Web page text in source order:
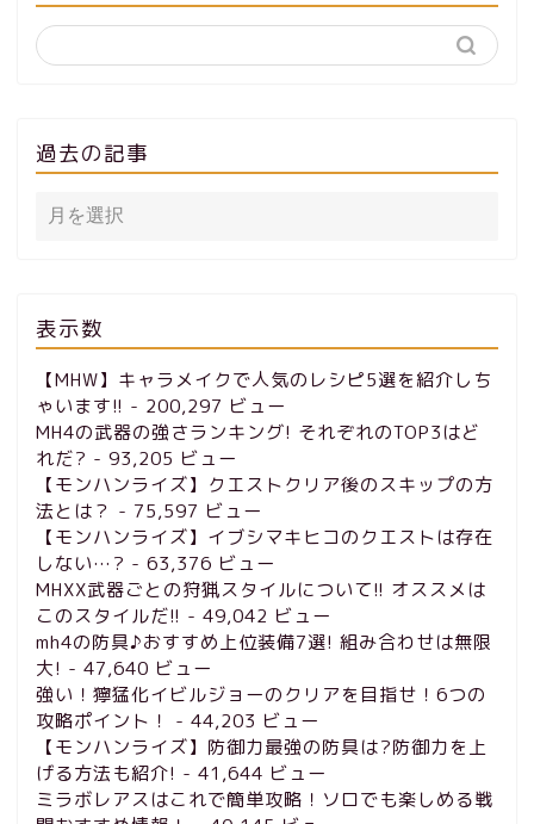
過去の記事
表示数
【MHW】キャラメイクで人気のレシピ5選を紹介しち
ゃいます!! - 200,297 ビュー
MH4の武器の強さランキング! それぞれのTOP3はど
れだ? - 93,205 ビュー
【モンハンライズ】クエストクリア後のスキップの方
法とは？ - 75,597 ビュー
【モンハンライズ】イブシマキヒコのクエストは存在
しない…? - 63,376 ビュー
MHXX武器ごとの狩猟スタイルについて!! オススメは
このスタイルだ!! - 49,042 ビュー
mh4の防具♪おすすめ上位装備7選! 組み合わせは無限
大! - 47,640 ビュー
強い！獰猛化イビルジョーのクリアを目指せ！6つの
攻略ポイント！
- 44,203 ビュー
【モンハンライズ】防御力最強の防具は?防御力を上
げる方法も紹介! - 41,644 ビュー
ミラボレアスはこれで簡単攻略！ソロでも楽しめる戦